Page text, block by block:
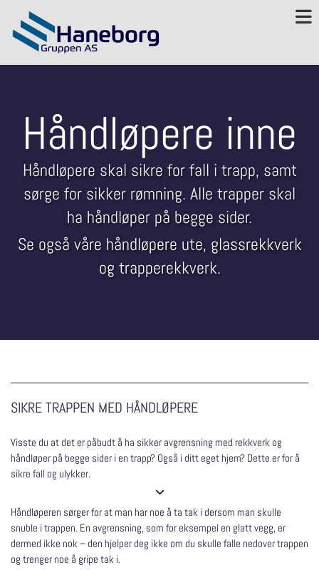
Håndløpere inne
Håndløpere skal sikre for fall i trapp, samt
sørge for sikker rømning. Alle trapper skal
ha håndløper på begge sider.
Se også våre håndløpere ute, glassrekkverk
og trapperekkverk.
SIKRE TRAPPEN MED HÅNDLØPERE
Visste du at det er påbudt å ha sikker avgrensning med rekkverk og
håndløper på begge sider i en trapp? Også i ditt eget hjem? Dette er for å
sikre fall og ulykker.

Håndløperen sørger for at man har noe å ta tak i dersom man skulle
snuble i trappen. En avgrensning, som for eksempel en glatt vegg, er
dermed ikke nok – den hjelper deg ikke om du skulle falle nedover trappen
og trenger noe å gripe tak i.